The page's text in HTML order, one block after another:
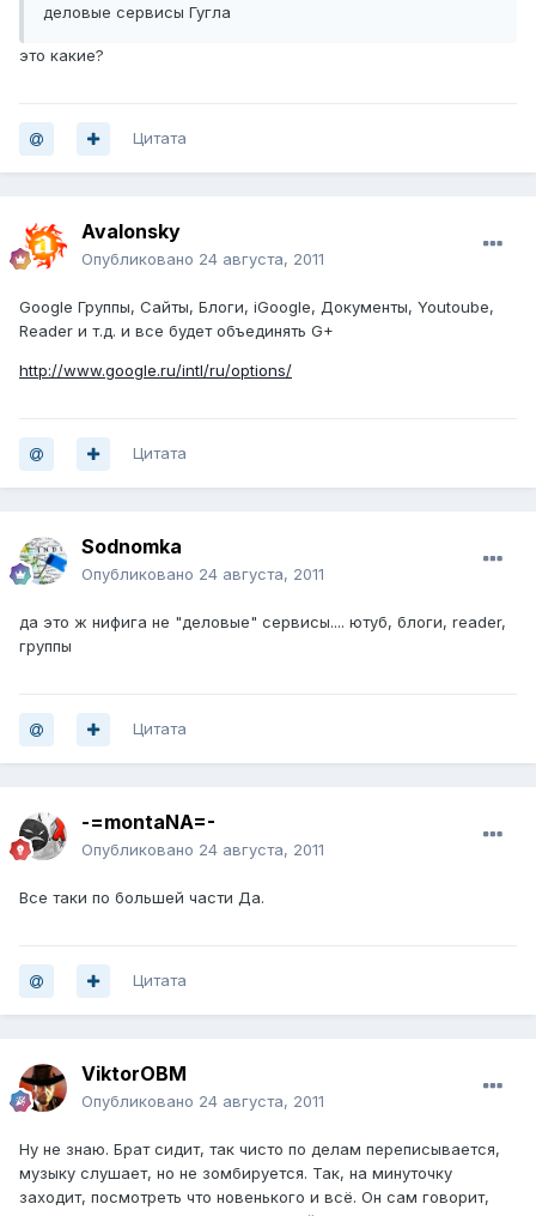
деловые сервисы Гугла
это какие?
Цитата
Avalonsky
Опубликовано 24 августа, 2011
Google Группы, Сайты, Блоги, iGoogle, Документы, Youtoube,
Reader и т.д. и все будет объединять G+
http://www.google.ru/intl/ru/options/
Цитата
Sodnomka
Опубликовано 24 августа, 2011
да это ж нифига не "деловые" сервисы.... ютуб, блоги, reader,
группы
Цитата
-=montaNA=-
Опубликовано 24 августа, 2011
Все таки по большей части Да.
Цитата
ViktorOBM
Опубликовано 24 августа, 2011
Ну не знаю. Брат сидит, так чисто по делам переписывается,
музыку слушает, но не зомбируется. Так, на минуточку
заходит, посмотреть что новенького и всё. Он сам говорит,